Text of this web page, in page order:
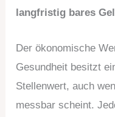
langfristig bares
Der ökonomische
Gesundheit besitzt
Stellenwert, auch
messbar scheint.